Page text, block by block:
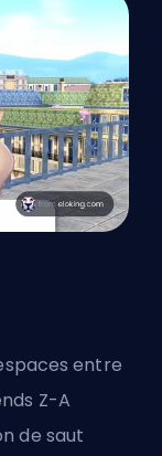
entre
Z-A
de saut